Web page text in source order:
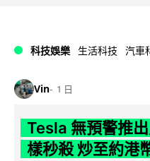
科技娛樂 生活科技 汽車
Vin 1 日
Tesla 無預警推
樣秒殺 炒至約港